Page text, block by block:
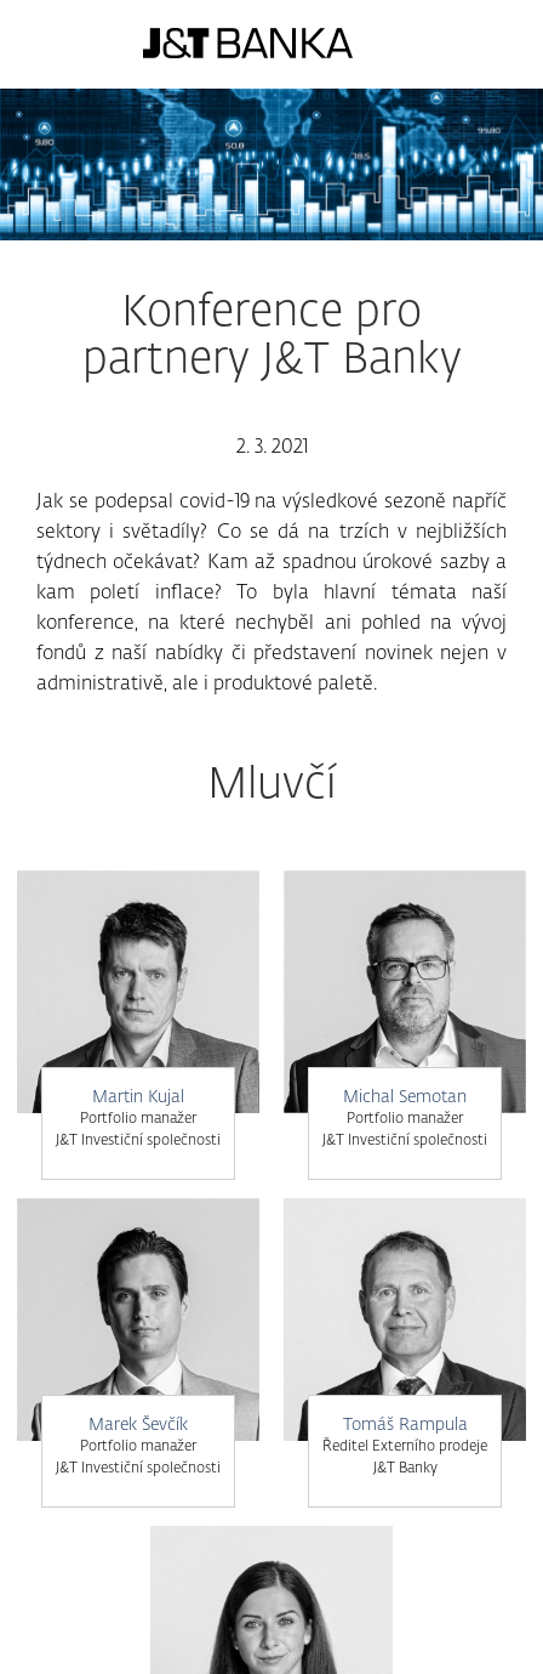
Konference pro
partnery J&T Banky
2. 3. 2021
Jak se podepsal covid-19 na výsledkové sezoně napříč
sektory i světadíly? Co se dá na trzích v nejbližších
týdnech očekávat? Kam až spadnou úrokové sazby a
kam poletí inflace? To byla hlavní témata naší
konference, na které nechyběl ani pohled na vývoj
fondů z naší nabídky či představení novinek nejen v
administrativě, ale i produktové paletě.
Mluvčí
Martin Kujal
Portfolio manažer
J&T Investiční společnosti
Michal Semotan
Portfolio manažer
J&T Investiční společnosti
Marek Ševčík
Portfolio manažer
J&T Investiční společnosti
Tomáš Rampula
Ředitel Externího prodeje
J&T Banky